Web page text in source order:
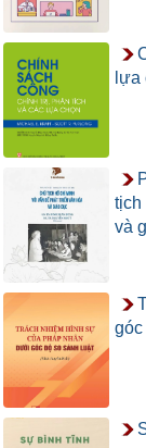
lựa
tịch
và
góc